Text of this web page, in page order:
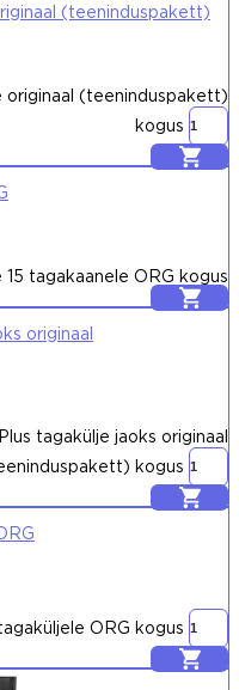
(teeninduspakett)
originaal (teeninduspakett)
kogus
Lisa korvi
15 tagakaanele ORG kogus
Lisa korvi
originaal
tagakülje jaoks originaal
kogus
Lisa korvi
ORG kogus
Lisa korvi